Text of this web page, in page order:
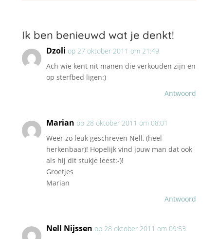
Ik ben benieuwd wat je denkt!
Dzoli op 27 oktober 2011 om 21:49
Ach wie kent nit manen die verkouden zijn en
op sterfbed ligen:)
Antwoord
Marian op 28 oktober 2011 om 08:01
Weer zo leuk geschreven Nell, (heel
herkenbaar)! Hopelijk vind jouw man dat ook
als hij dit stukje leest:-)!
Groetjes
Marian
Antwoord
Nell Nijssen op 28 oktober 2011 om 09:53